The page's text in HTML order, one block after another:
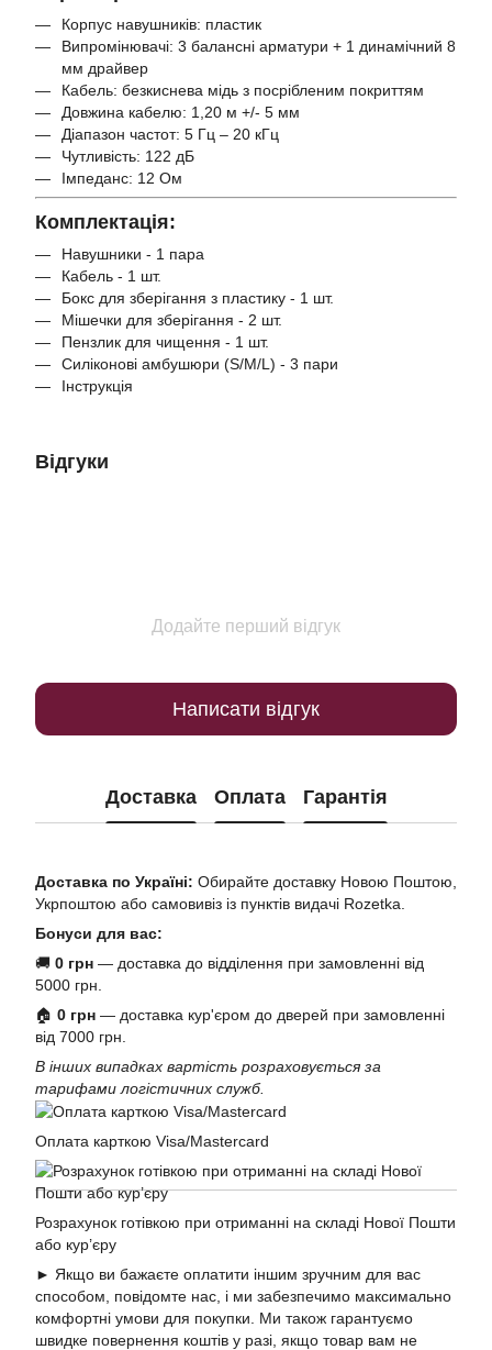
Корпус навушників: пластик
Випромінювачі: 3 балансні арматури + 1 динамічний 8
мм драйвер
Кабель: безкиснева мідь з посрібленим покриттям
Довжина кабелю: 1,20 м +/- 5 мм
Діапазон частот: 5 Гц – 20 кГц
Чутливість: 122 дБ
Імпеданс: 12 Ом
Комплектація:
Навушники - 1 пара
Кабель - 1 шт.
Бокс для зберігання з пластику - 1 шт.
Мішечки для зберігання - 2 шт.
Пензлик для чищення - 1 шт.
Силіконові амбушюри (S/M/L) - 3 пари
Інструкція
Відгуки
Додайте перший відгук
Написати відгук
Доставка Оплата Гарантія
Доставка по Україні: Обирайте доставку Новою Поштою,
Укрпоштою або самовивіз із пунктів видачі Rozetka.
Бонуси для вас:
🚚 0 грн — доставка до відділення при замовленні від
5000 грн.
🏠 0 грн — доставка кур'єром до дверей при замовленні
від 7000 грн.
В інших випадках вартість розраховується за
тарифами логістичних служб.
Оплата карткою Visa/Mastercard
Розрахунок готівкою при отриманні на складі Нової Пошти
або кур’єру
► Якщо ви бажаєте оплатити іншим зручним для вас
способом, повідомте нас, і ми забезпечимо максимально
комфортні умови для покупки. Ми також гарантуємо
швидке повернення коштів у разі, якщо товар вам не